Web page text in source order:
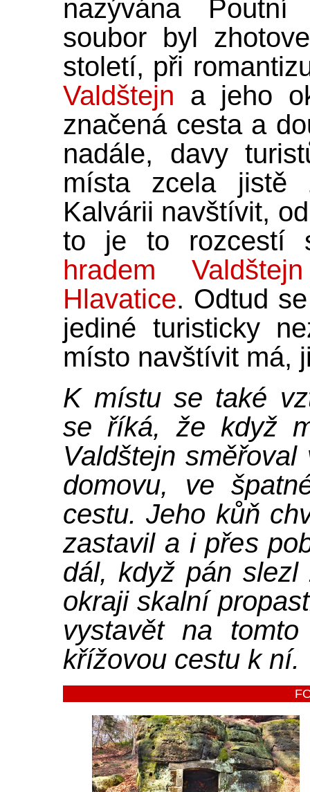
nazývána
soubor byl
století, při
Valdštejn a jeho
značená cesta a
nadále, davy
místa zcela jistě
Kalvárii navštívit,
to je to rozcestí
hradem Valdštejn
Hlavatice. Odtud
jediné turisticky
místo navštívit má,
K místu se také
se říká, že když
Valdštejn
domovu, ve
cestu. Jeho kůň
zastavil a i přes
dál, když pán
okraji skalní
vystavět na
křížovou cestu k ní.